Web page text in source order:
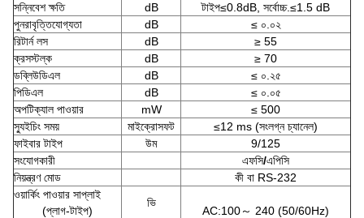
সন্নিবেশ ক্ষতি
dB
টাইপ≤0.8dB, সর্বোচ্চ.≤1.5 dB
পুনরাবৃত্তিযোগ্যতা
dB
≤ ০.০২
রিটার্ন লস
dB
≥ 55
ক্রসস্টল্ক
dB
≥ 70
ডব্লিউডিএল
dB
≤ ০.২৫
পিডিএল
dB
≤ ০.০৫
অপটিক্যাল পাওয়ার
mW
≤ 500
স্যুইচিং সময়
মাইক্রোসফট
≤12 ms (সংলগ্ন চ্যানেল)
ফাইবার টাইপ
উম
9/125
সংযোগকারী
এফসি/এপিসি
নিয়ন্ত্রণ মোড
কী বা RS-232
ওয়ার্কিং পাওয়ার সাপ্লাই
(প্লাগ-টাইপ)
ভি
AC:100～ 240 (50/60Hz)